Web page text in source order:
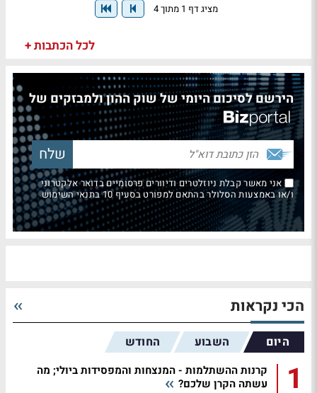
מציג דף 1 מתוך 4
לכל הכתבות +
הירשם לסיכום היומי של שוק ההון ולמבזקים של
אני מאשר קבלת ניוזלטרים ודיוורים פרסומיים בדואר אלקטרוני
ו/או באמצעות הסלולר בהתאם למפורט בסעיף 10 בתנאי השימוש
הכי נקראות
היום השבוע החודש
1
קרנות ההשתלמות - המנצחות והמפסידות ביולי; מה
עשתה הקרן שלכם?